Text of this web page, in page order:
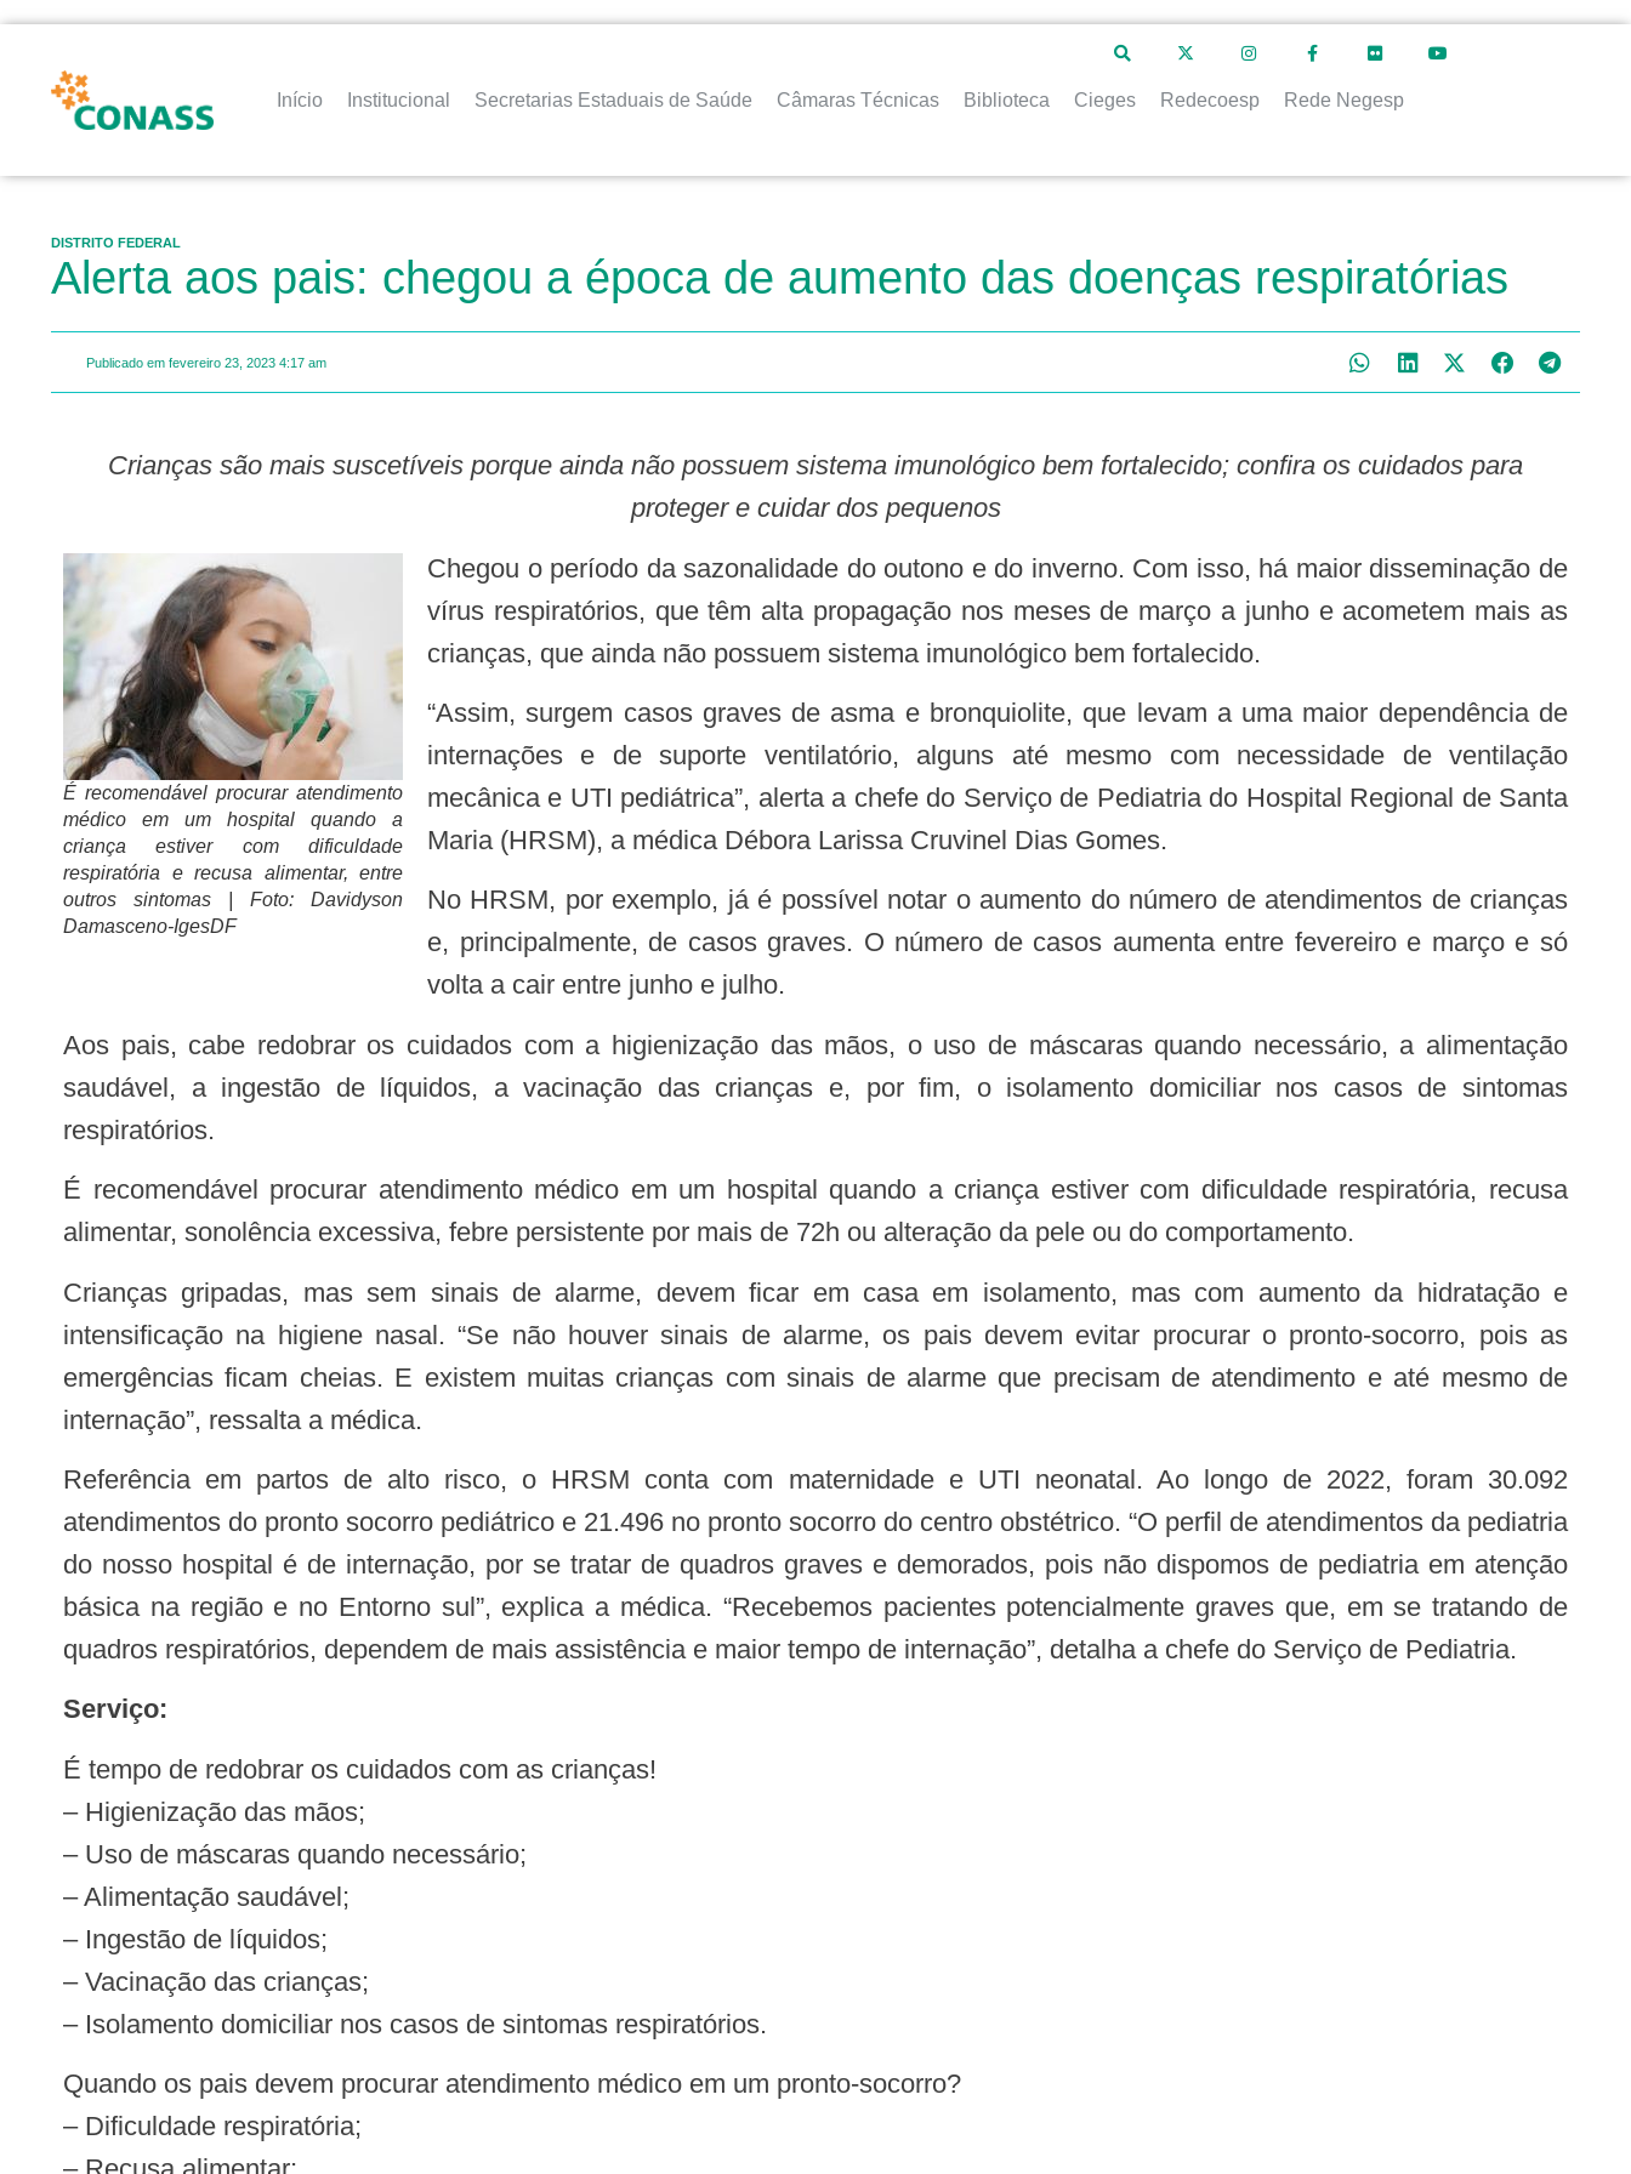
Início Institucional Secretarias Estaduais de Saúde Câmaras Técnicas Biblioteca Cieges Redecoesp Rede Negesp
DISTRITO FEDERAL
Alerta aos pais: chegou a época de aumento das doenças respiratórias
Publicado em fevereiro 23, 2023 4:17 am
Crianças são mais suscetíveis porque ainda não possuem sistema imunológico bem fortalecido; confira os cuidados para
proteger e cuidar dos pequenos
É recomendável procurar atendimento
médico em um hospital quando a
criança estiver com dificuldade
respiratória e recusa alimentar, entre
outros sintomas | Foto: Davidyson
Damasceno-IgesDF
Chegou o período da sazonalidade do outono e do inverno. Com isso, há maior disseminação de
vírus respiratórios, que têm alta propagação nos meses de março a junho e acometem mais as
crianças, que ainda não possuem sistema imunológico bem fortalecido.
“Assim, surgem casos graves de asma e bronquiolite, que levam a uma maior dependência de
internações e de suporte ventilatório, alguns até mesmo com necessidade de ventilação
mecânica e UTI pediátrica”, alerta a chefe do Serviço de Pediatria do Hospital Regional de Santa
Maria (HRSM), a médica Débora Larissa Cruvinel Dias Gomes.
No HRSM, por exemplo, já é possível notar o aumento do número de atendimentos de crianças
e, principalmente, de casos graves. O número de casos aumenta entre fevereiro e março e só
volta a cair entre junho e julho.
Aos pais, cabe redobrar os cuidados com a higienização das mãos, o uso de máscaras quando necessário, a alimentação
saudável, a ingestão de líquidos, a vacinação das crianças e, por fim, o isolamento domiciliar nos casos de sintomas
respiratórios.
É recomendável procurar atendimento médico em um hospital quando a criança estiver com dificuldade respiratória, recusa
alimentar, sonolência excessiva, febre persistente por mais de 72h ou alteração da pele ou do comportamento.
Crianças gripadas, mas sem sinais de alarme, devem ficar em casa em isolamento, mas com aumento da hidratação e
intensificação na higiene nasal. “Se não houver sinais de alarme, os pais devem evitar procurar o pronto-socorro, pois as
emergências ficam cheias. E existem muitas crianças com sinais de alarme que precisam de atendimento e até mesmo de
internação”, ressalta a médica.
Referência em partos de alto risco, o HRSM conta com maternidade e UTI neonatal. Ao longo de 2022, foram 30.092
atendimentos do pronto socorro pediátrico e 21.496 no pronto socorro do centro obstétrico. “O perfil de atendimentos da pediatria
do nosso hospital é de internação, por se tratar de quadros graves e demorados, pois não dispomos de pediatria em atenção
básica na região e no Entorno sul”, explica a médica. “Recebemos pacientes potencialmente graves que, em se tratando de
quadros respiratórios, dependem de mais assistência e maior tempo de internação”, detalha a chefe do Serviço de Pediatria.
Serviço:
É tempo de redobrar os cuidados com as crianças!
– Higienização das mãos;
– Uso de máscaras quando necessário;
– Alimentação saudável;
– Ingestão de líquidos;
– Vacinação das crianças;
– Isolamento domiciliar nos casos de sintomas respiratórios.
Quando os pais devem procurar atendimento médico em um pronto-socorro?
– Dificuldade respiratória;